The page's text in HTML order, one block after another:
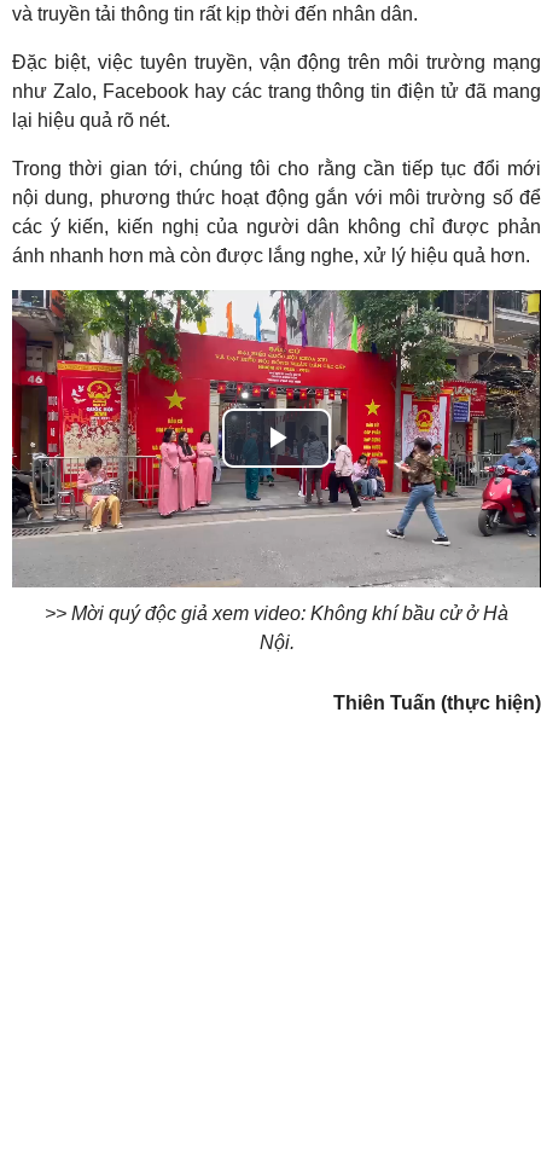
và truyền tải thông tin rất kịp thời đến nhân dân.
Đặc biệt, việc tuyên truyền, vận động trên môi trường mạng
như Zalo, Facebook hay các trang thông tin điện tử đã mang
lại hiệu quả rõ nét.
Trong thời gian tới, chúng tôi cho rằng cần tiếp tục đổi mới
nội dung, phương thức hoạt động gắn với môi trường số để
các ý kiến, kiến nghị của người dân không chỉ được phản
ánh nhanh hơn mà còn được lắng nghe, xử lý hiệu quả hơn.
Play
Video
>> Mời quý độc giả xem video: Không khí bầu cử ở Hà
Nội.
Thiên Tuấn (thực hiện)